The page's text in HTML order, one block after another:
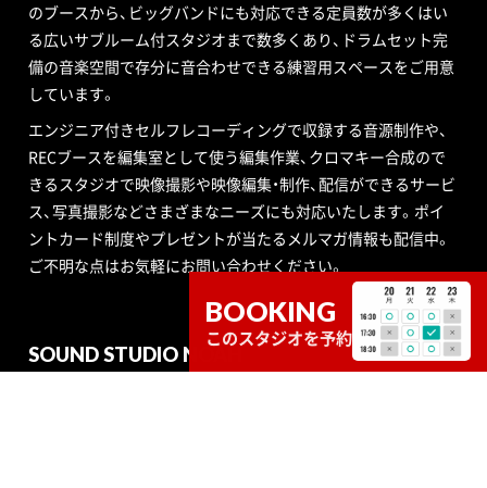
BOOKING
このスタジオを予約
のブースから、ビッグバンドにも対応できる定員数が多くはい
る広いサブルーム付スタジオまで数多くあり、ドラムセット完
備の音楽空間で存分に音合わせできる練習用スペースをご用意
しています。
エンジニア付きセルフレコーディングで収録する音源制作や、
RECブースを編集室として使う編集作業、クロマキー合成ので
きるスタジオで映像撮影や映像編集・制作、配信ができるサービ
ス、写真撮影などさまざまなニーズにも対応いたします。ポイ
ントカード制度やプレゼントが当たるメルマガ情報も配信中。
ご不明な点はお気軽にお問い合わせください。
SOUND STUDIO NOAH